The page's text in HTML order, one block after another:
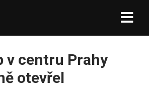
v centru Prahy
otevřel